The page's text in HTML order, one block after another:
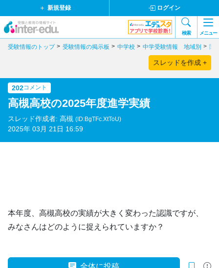
新規登録 ログイン
検索 メニュー
受験情報のトップ 受験情報の掲示板 中学校 中学受験情報 地域別 関
スレッドを作成 +
202コメント
高槻高校の2025年度進学実績
スレッド作成者: 高槻 (ID:BgTFc.XtToU)
2025年 03月 21日 16:59
本年度、高槻高校の実績が大きく変わった認識ですが、
みなさんはどのように捉えられていますか？
全体に投稿